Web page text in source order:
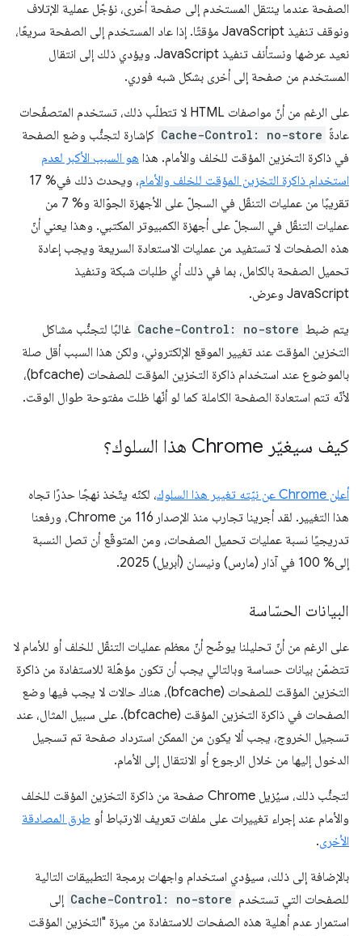
الصفحة عندما ينتقل المستخدم إلى صفحة أخرى، نؤجّل عملية الإتلاف
ونوقف تنفيذ JavaScript مؤقتًا. إذا عاد المستخدم إلى الصفحة سريعًا،
نعيد عرضها ونستأنف تنفيذ JavaScript. ويؤدي ذلك إلى انتقال
المستخدم من صفحة إلى أخرى بشكل شبه فوري.
على الرغم من أنّ مواصفات HTML لا تتطلّب ذلك، تستخدم المتصفّحات
عادةً Cache-Control: no-store كإشارة لتجنُّب وضع الصفحة
في ذاكرة التخزين المؤقت للخلف والأمام. هذا هو السبب الأكبر لعدم
استخدام ذاكرة التخزين المؤقت للخلف والأمام
، ويحدث ذلك في% 17
تقريبًا من عمليات التنقّل في السجلّ على الأجهزة الجوّالة و% 7 من
عمليات التنقّل في السجلّ على أجهزة الكمبيوتر المكتبي. وهذا يعني أنّ
هذه الصفحات لا تستفيد من عمليات الاستعادة السريعة ويجب إعادة
تحميل الصفحة بالكامل، بما في ذلك أي طلبات شبكة وتنفيذ
JavaScript وعرض.
يتم ضبط Cache-Control: no-store غالبًا لتجنُّب مشاكل
التخزين المؤقت عند تغيير الموقع الإلكتروني، ولكن هذا السبب أقل صلة
بالموضوع عند استخدام ذاكرة التخزين المؤقت للصفحات (bfcache)،
لأنّه تتم استعادة الصفحة الكاملة كما لو أنّها ظلت مفتوحة طوال الوقت.
كيف سيغيّر Chrome هذا السلوك؟
أعلن Chrome عن نيّته تغيير هذا السلوك
، لكنّه يتّخذ نهجًا حذرًا تجاه
هذا التغيير. لقد أجرينا تجارب منذ الإصدار 116 من Chrome، ورفعنا
تدريجيًا نسبة عمليات تحميل الصفحات، ومن المتوقّع أن تصل النسبة
إلى% 100 في آذار (مارس) ونيسان (أبريل) 2025.
البيانات الحسّاسة
على الرغم من أنّ تحليلنا يوضّح أنّ معظم عمليات التنقّل للخلف أو للأمام لا
تتضمّن بيانات حساسة وبالتالي يجب أن تكون مؤهّلة للاستفادة من ذاكرة
التخزين المؤقت للصفحات (bfcache)، هناك حالات لا يجب فيها وضع
الصفحات في ذاكرة التخزين المؤقت (bfcache). على سبيل المثال، عند
تسجيل الخروج، يجب ألا يكون من الممكن استرداد صفحة تم تسجيل
الدخول إليها من خلال الرجوع أو الانتقال إلى الأمام.
لتجنُّب ذلك، سيُزيل Chrome صفحة من ذاكرة التخزين المؤقت للخلف
والأمام عند إجراء تغييرات على ملفات تعريف الارتباط أو طرق المصادقة
الأخرى.
بالإضافة إلى ذلك، سيؤدي استخدام واجهات برمجة التطبيقات التالية
للصفحات التي تستخدم Cache-Control: no-store إلى
استمرار عدم أهلية هذه الصفحات للاستفادة من ميزة "التخزين المؤقت